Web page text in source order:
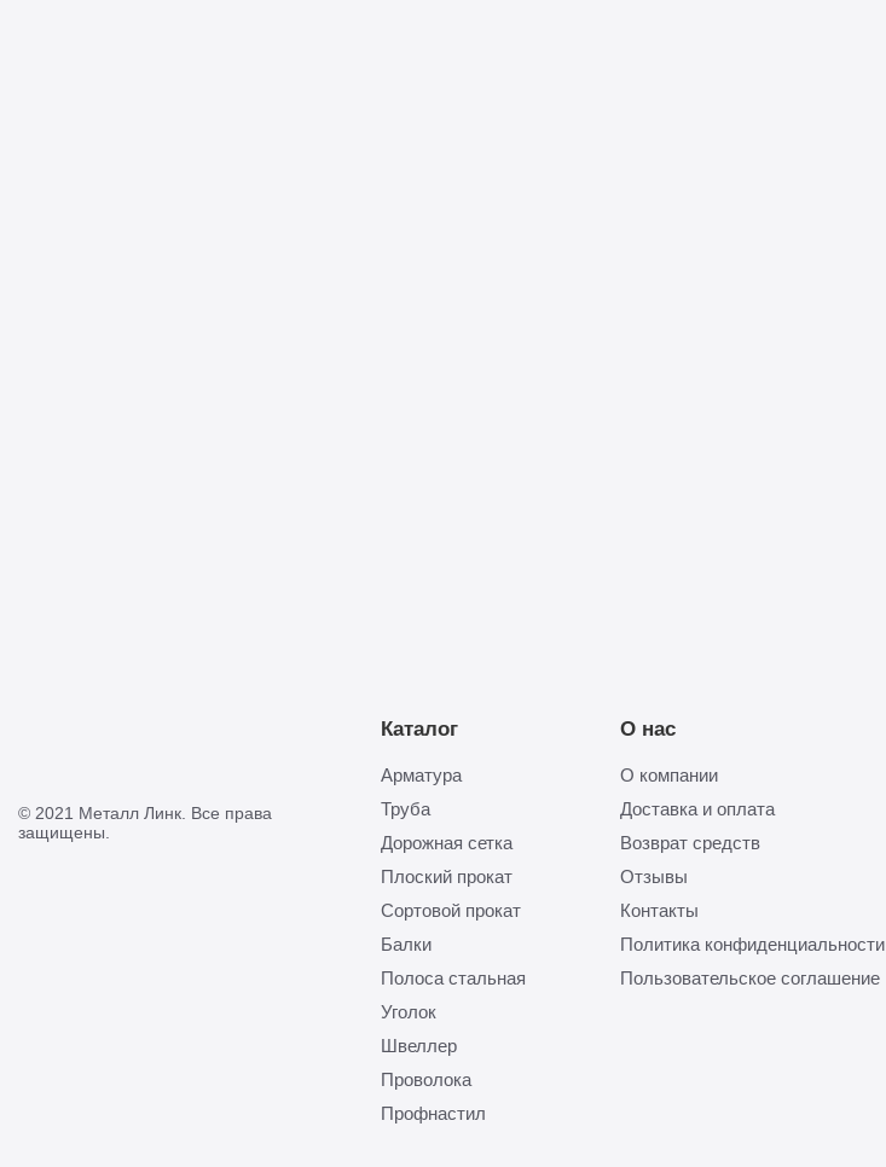
© 2021 Металл Линк. Все права
защищены.
Каталог
Арматура
Труба
Дорожная сетка
Плоский прокат
Сортовой прокат
Балки
Полоса стальная
Уголок
Швеллер
Проволока
Профнастил
О нас
О компании
Доставка и оплата
Возврат средств
Отзывы
Контакты
Политика конфиденциальности
Пользовательское соглашение